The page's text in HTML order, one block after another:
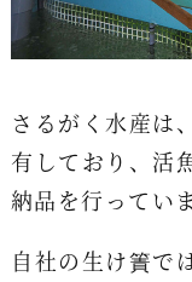
さるがく水産は
有しており、活
納品を行ってい
自社の生け簀で